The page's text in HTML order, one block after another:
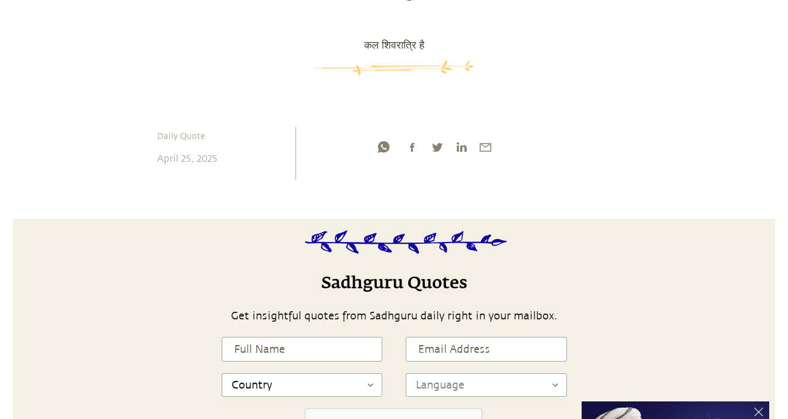
कल शिवरात्रि है
Daily Quote
April 25, 2025
Sadhguru Quotes
Get insightful quotes from Sadhguru daily right in your mailbox.